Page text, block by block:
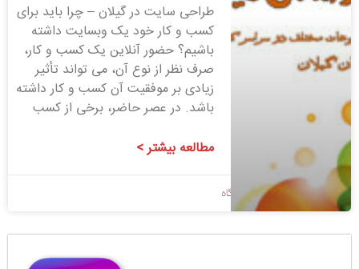
طراحی سایت در گیلان – چرا باید برای
کسب و کار خود یک وبسایت داشته
باشیم؟ حضور آنلاین یک کسب و کار،
صرف نظر از نوع آن، می تواند تأثیر
زیادی بر موفقیت آن کسب و کار داشته
باشد. در عصر حاضر، برخی از کسب
مطالعه بیشتر >
1400/08/26 بدون دیدگاه